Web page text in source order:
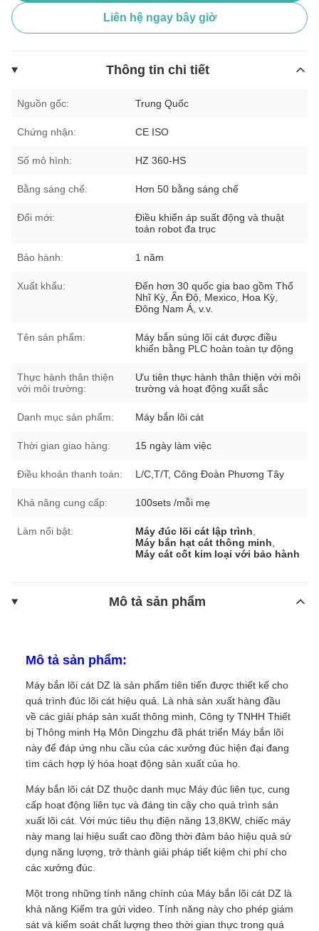
Liên hệ ngay bây giờ
Thông tin chi tiết
Nguồn gốc: Trung Quốc
Chứng nhận: CE ISO
Số mô hình: HZ 360-HS
Bằng sáng chế: Hơn 50 bằng sáng chế
Đổi mới:
Điều khiển áp suất động và thuật
toán robot đa trục
Bảo hành: 1 năm
Xuất khẩu:
Đến hơn 30 quốc gia bao gồm Thổ
Nhĩ Kỳ, Ấn Độ, Mexico, Hoa Kỳ,
Đông Nam Á, v.v.
Tên sản phẩm:
Máy bắn súng lõi cát được điều
khiển bằng PLC hoàn toàn tự động
Thực hành thân thiện
với môi trường:
Ưu tiên thực hành thân thiện với môi
trường và hoạt động xuất sắc
Danh mục sản phẩm: Máy bắn lõi cát
Thời gian giao hàng: 15 ngày làm việc
Điều khoản thanh toán: L/C,T/T, Công Đoàn Phương Tây
Khả năng cung cấp: 100sets /mỗi mẹ
Làm nổi bật: Máy đúc lõi cát lập trình
Máy bắn hạt cát thông minh
Máy cát cốt kim loại với bảo hành
Mô tả sản phẩm
Mô tả sản phẩm:
Máy bắn lõi cát DZ là sản phẩm tiên tiến được thiết kế cho
quá trình đúc lõi cát hiệu quả. Là nhà sản xuất hàng đầu
về các giải pháp sản xuất thông minh, Công ty TNHH Thiết
bị Thông minh Hạ Môn Dingzhu đã phát triển Máy bắn lõi
này để đáp ứng nhu cầu của các xưởng đúc hiện đại đang
tìm cách hợp lý hóa hoạt động sản xuất của họ.
Máy bắn lõi cát DZ thuộc danh mục Máy đúc liên tục, cung
cấp hoạt động liên tục và đáng tin cậy cho quá trình sản
xuất lõi cát. Với mức tiêu thụ điện năng 13,8KW, chiếc máy
này mang lại hiệu suất cao đồng thời đảm bảo hiệu quả sử
dụng năng lượng, trở thành giải pháp tiết kiệm chi phí cho
các xưởng đúc.
Một trong những tính năng chính của Máy bắn lõi cát DZ là
khả năng Kiểm tra gửi video. Tính năng này cho phép giám
sát và kiểm soát chất lượng theo thời gian thực trong quá